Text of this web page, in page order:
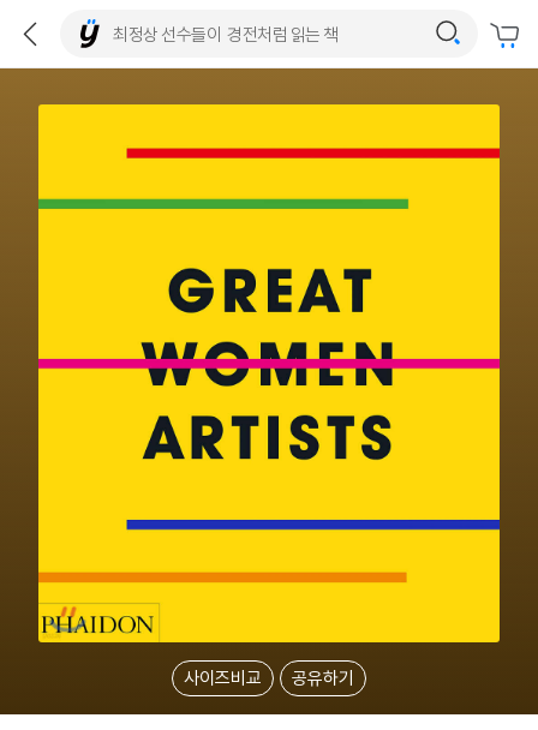
사이즈비교 공유하기